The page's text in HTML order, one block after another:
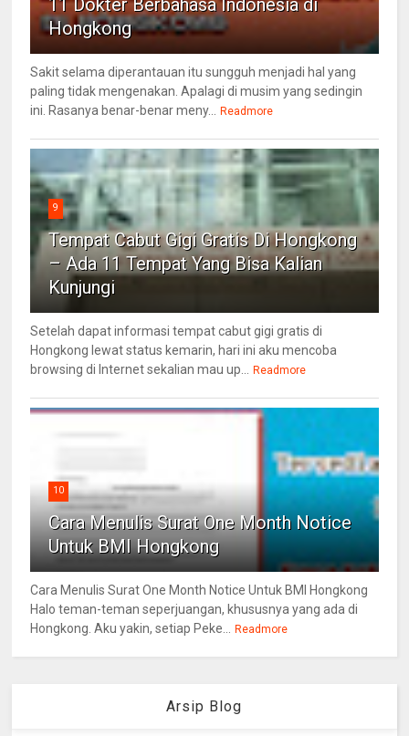
11 Dokter Berbahasa Indonesia di
Hongkong
Sakit selama diperantauan itu sungguh menjadi hal yang
paling tidak mengenakan. Apalagi di musim yang sedingin
ini. Rasanya benar-benar meny... Readmore
9
Tempat Cabut Gigi Gratis Di Hongkong
– Ada 11 Tempat Yang Bisa Kalian
Kunjungi
Setelah dapat informasi tempat cabut gigi gratis di
Hongkong lewat status kemarin, hari ini aku mencoba
browsing di Internet sekalian mau up... Readmore
10
Cara Menulis Surat One Month Notice
Untuk BMI Hongkong
Cara Menulis Surat One Month Notice Untuk BMI Hongkong
Halo teman-teman seperjuangan, khususnya yang ada di
Hongkong. Aku yakin, setiap Peke... Readmore
Arsip Blog